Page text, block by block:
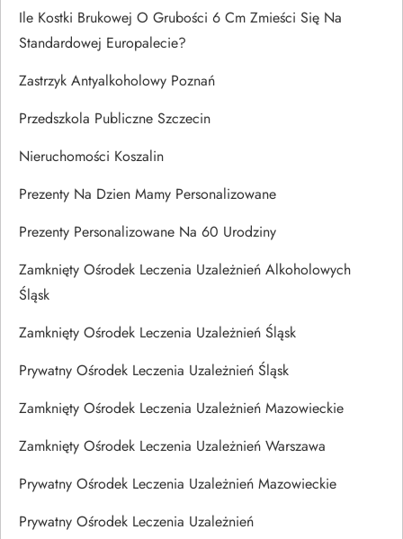
Ile Kostki Brukowej O Grubości 6 Cm Zmieści Się Na
Standardowej Europalecie?
Zastrzyk Antyalkoholowy Poznań
Przedszkola Publiczne Szczecin
Nieruchomości Koszalin
Prezenty Na Dzien Mamy Personalizowane
Prezenty Personalizowane Na 60 Urodziny
Zamknięty Ośrodek Leczenia Uzależnień Alkoholowych
Śląsk
Zamknięty Ośrodek Leczenia Uzależnień Śląsk
Prywatny Ośrodek Leczenia Uzależnień Śląsk
Zamknięty Ośrodek Leczenia Uzależnień Mazowieckie
Zamknięty Ośrodek Leczenia Uzależnień Warszawa
Prywatny Ośrodek Leczenia Uzależnień Mazowieckie
Prywatny Ośrodek Leczenia Uzależnień